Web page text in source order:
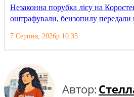
Незаконна порубка лісу на
оштрафували, бензопилу передали
7 Серпня, 2026р 10:35
Автор: